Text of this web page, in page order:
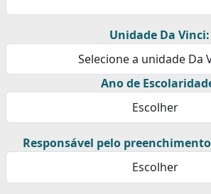
Unidade Da Vinci:
Ano de
Responsável pelo